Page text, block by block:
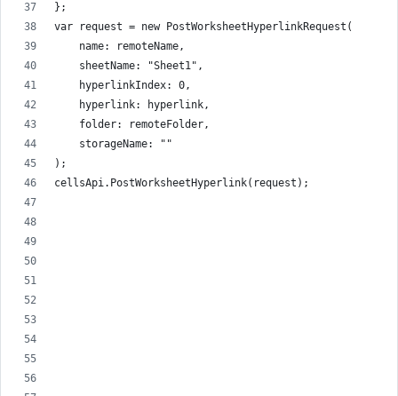
};
var request = new PostWorksheetHyperlinkRequest(
    name: remoteName,
    sheetName: "Sheet1",
    hyperlinkIndex: 0,
    hyperlink: hyperlink,
    folder: remoteFolder,
    storageName: ""
);
cellsApi.PostWorksheetHyperlink(request);